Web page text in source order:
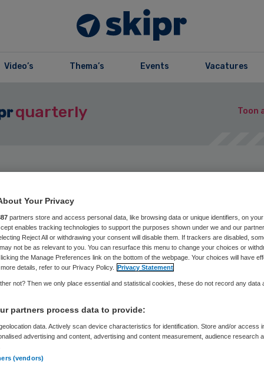
Video’s Thema’s Events Vacatures
quarterly Toon
| Carin
is
Your Privacy
partners store and access personal data, like browsing data or unique identifiers, on your
enables tracking technologies to support the purposes shown under we and our
Reject All or withdrawing your consent will disable them. If trackers are disabled,
not be as relevant to you. You can resurface this menu to change your choices or
the Manage Preferences link on the bottom of the webpage. Your choices will have
details, refer to our Privacy Policy. Privacy Statement
not? Then we only place essential and statistical cookies, these do not record any data
partners process data to provide:
data. Actively scan device characteristics for identification. Store and/or access
advertising and content, advertising and content measurement, audience research
(vendors)